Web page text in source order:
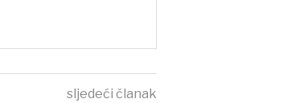
sljedeći članak